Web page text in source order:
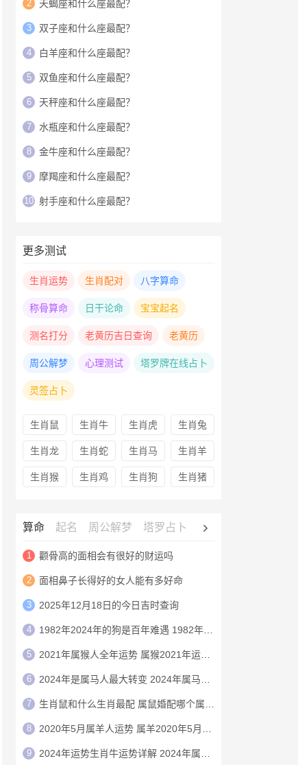
2 天蝎座和什么座最配？
3 双子座和什么座最配？
4 白羊座和什么座最配？
5 双鱼座和什么座最配？
6 天秤座和什么座最配？
7 水瓶座和什么座最配？
8 金牛座和什么座最配？
9 摩羯座和什么座最配？
10 射手座和什么座最配？
更多测试
生肖运势 生肖配对 八字算命
称骨算命 日干论命 宝宝起名
测名打分 老黄历吉日查询 老黄历
周公解梦 心理测试 塔罗牌在线占卜
灵签占卜
生肖鼠 生肖牛 生肖虎 生肖兔
生肖龙 生肖蛇 生肖马 生肖羊
生肖猴 生肖鸡 生肖狗 生肖猪
算命 起名 周公解梦 塔罗占卜 心理测试
1 颧骨高的面相会有很好的财运吗
2 面相鼻子长得好的女人能有多好命
3 2025年12月18日的今日吉时查询
4 1982年2024年的狗是百年难遇 1982年的狗在2024年怎么样
5 2021年属猴人全年运势 属猴2021年运势及运程
6 2024年是属马人最大转变 2024年属马人的全年运势
7 生肖鼠和什么生肖最配 属鼠婚配哪个属相最好
8 2020年5月属羊人运势 属羊2020年5月运程
9 2024年运势生肖牛运势详解 2024年属牛人的全年运势详解